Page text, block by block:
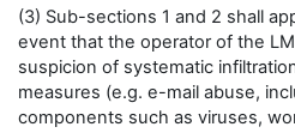
(3) Sub-sections 1 and 2 shall
event that the operator of the
suspicion of systematic
measures (e.g. e-mail abuse,
components such as viruses,